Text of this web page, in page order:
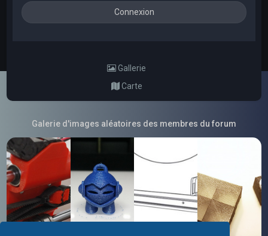
Gallerie
Carte
Galerie d'images aléatoires des membres du forum